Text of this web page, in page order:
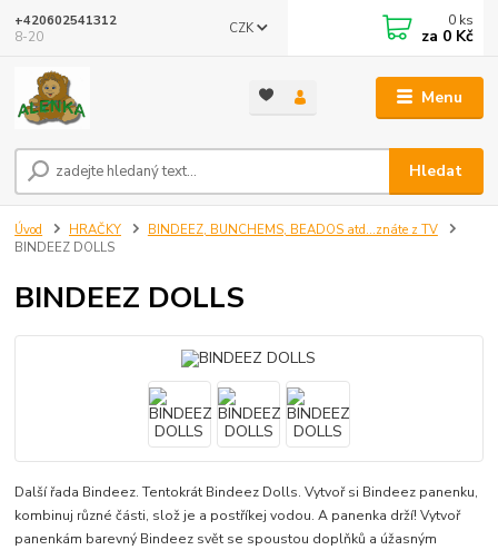
Menu
CZK
Hledat
+420602541312
8-20
0 ks
za 0 Kč
Úvod HRAČKY
BINDEEZ, BUNCHEMS, BEADOS atd...znáte z TV
BINDEEZ DOLLS
BINDEEZ DOLLS
Další řada Bindeez. Tentokrát Bindeez Dolls. Vytvoř si Bindeez panenku,
kombinuj různé části, slož je a postříkej vodou. A panenka drží! Vytvoř
panenkám barevný Bindeez svět se spoustou doplňků a úžasným